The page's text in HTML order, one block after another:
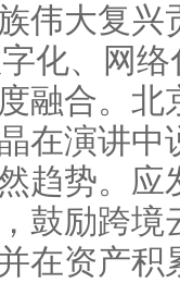
伟大复兴
化、网
融合。北
在演讲中
趋势。应
鼓励跨境
在资产积